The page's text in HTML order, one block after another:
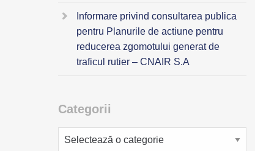
Informare privind consultarea publica
pentru Planurile de actiune pentru
reducerea zgomotului generat de
traficul rutier – CNAIR S.A
Categorii
Categorii